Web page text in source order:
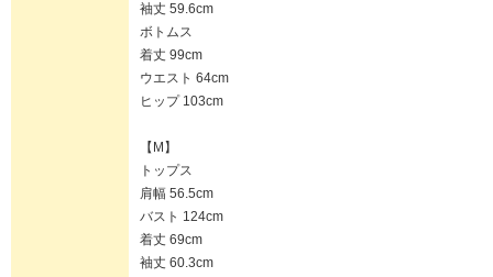
袖丈 59.6cm
ボトムス
着丈 99cm
ウエスト 64cm
ヒップ 103cm
【M】
トップス
肩幅 56.5cm
バスト 124cm
着丈 69cm
袖丈 60.3cm